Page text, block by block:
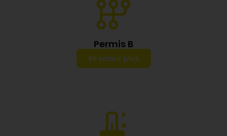
Permis B
En savoir plus